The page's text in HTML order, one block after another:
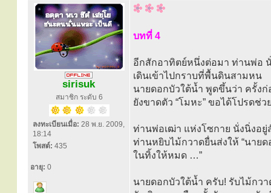
sirisuk
สมาชิก ระดับ 6
ลงทะเบียนเมื่อ: 28 พ.ย. 2009,
18:14
โพสต์: 435
อายุ: 0
บทที่ 4
อีกสักอาทิตย์หนึ่งต่อมา ท่านพ่อ
เดินเข้าไปกราบที่พื้นดินสามหน
นายดอกบัวใต้น้ำ พูดขึ้นว่า ครั้ง
ยังขาดตัว “โมหะ” ขอได้โปรดช่
ท่านพ่อเฒ่า แห่งโซกาย นั่งนิ่งอยู่
ท่านหยิบไม้กวาดยื่นส่งให้ “นาย
ในทิ้งให้หมด …”
นายดอกบัวใต้น้ำ ครับ! รับไม้กว